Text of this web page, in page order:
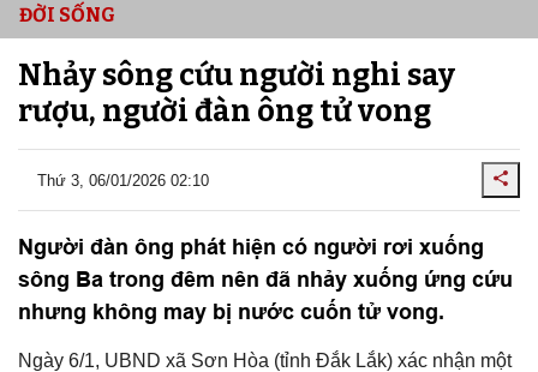
ĐỜI SỐNG
Nhảy sông cứu người nghi say
rượu, người đàn ông tử vong
Thứ 3, 06/01/2026 02:10
Người đàn ông phát hiện có người rơi xuống
sông Ba trong đêm nên đã nhảy xuống ứng cứu
nhưng không may bị nước cuốn tử vong.
Ngày 6/1, UBND xã Sơn Hòa (tỉnh Đắk Lắk) xác nhận một